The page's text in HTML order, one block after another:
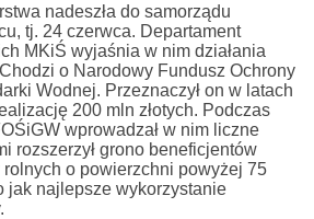
nadeszła do samorządu
tj. 24 czerwca. Departament
MKiŚ wyjaśnia w nim działania
o Narodowy Fundusz Ochrony
Wodnej. Przeznaczył on w latach
200 mln złotych. Podczas
wprowadzał w nim liczne
rozszerzył grono beneficjentów
rolnych o powierzchni powyżej 75
jak najlepsze wykorzystanie